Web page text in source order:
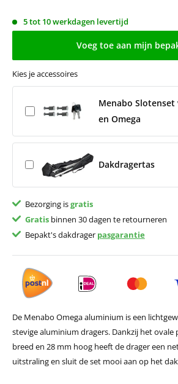
5 tot 10 werkdagen levertijd
Voeg toe aan mijn
Kies je accessoires
Menabo Slotenset
en Omega
Dakdragertas
Bezorging isgratis
Gratisbinnen 30 dagen te retourneren
Bepakt's dakdrager pasgarantie
De Menabo Omega aluminium is een
stevige aluminium dragers. Dankzij het ovale
breed en 28 mm hoog heeft de drager een
uitstraling en sluit de set mooi aan op het